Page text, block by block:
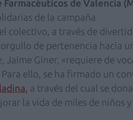
de Valencia
de la campaña
colectivo, a través de
de pertenencia hacia
Jaime Giner, «requiere de
ello, se ha firmado un
a través del cual se
la vida de miles de niños